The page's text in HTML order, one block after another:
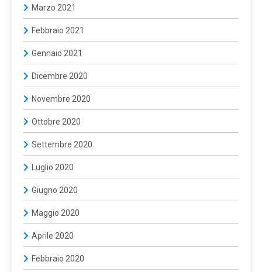
Marzo 2021
Febbraio 2021
Gennaio 2021
Dicembre 2020
Novembre 2020
Ottobre 2020
Settembre 2020
Luglio 2020
Giugno 2020
Maggio 2020
Aprile 2020
Febbraio 2020